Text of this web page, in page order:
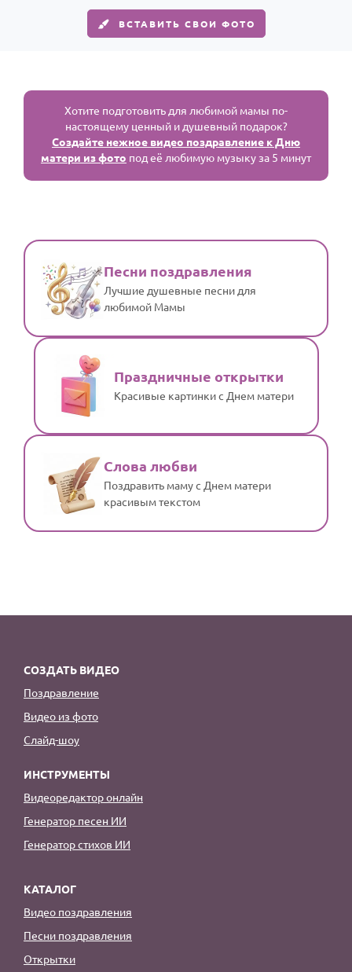
ВСТАВИТЬ СВОИ ФОТО
Хотите подготовить для любимой мамы по-
настоящему ценный и душевный подарок?
Создайте нежное видео поздравление к Дню
матери из фото под её любимую музыку за 5 минут
Песни поздравления
Лучшие душевные песни для
любимой Мамы
Праздничные открытки
Красивые картинки с Днем матери
Слова любви
Поздравить маму с Днем матери
красивым текстом
СОЗДАТЬ ВИДЕО
Поздравление
Видео из фото
Слайд-шоу
ИНСТРУМЕНТЫ
Видеоредактор онлайн
Генератор песен ИИ
Генератор стихов ИИ
КАТАЛОГ
Видео поздравления
Песни поздравления
Открытки